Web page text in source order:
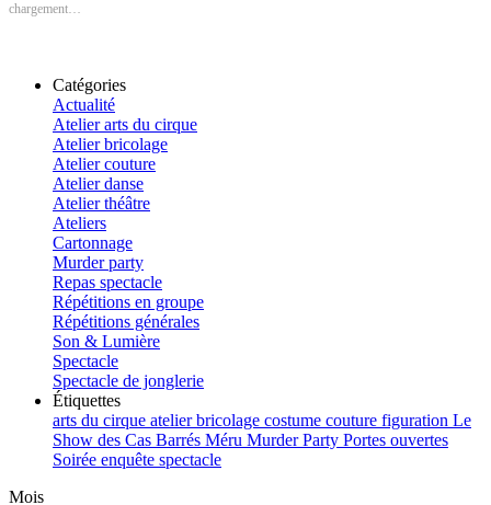
chargement…
Catégories
Actualité
Atelier arts du cirque
Atelier bricolage
Atelier couture
Atelier danse
Atelier théâtre
Ateliers
Cartonnage
Murder party
Repas spectacle
Répétitions en groupe
Répétitions générales
Son & Lumière
Spectacle
Spectacle de jonglerie
Étiquettes
arts du cirque atelierbricolage costume couture figuration Le
Show des Cas Barrés Méru Murder Party Portes ouvertes
Soirée enquête spectacle
Mois